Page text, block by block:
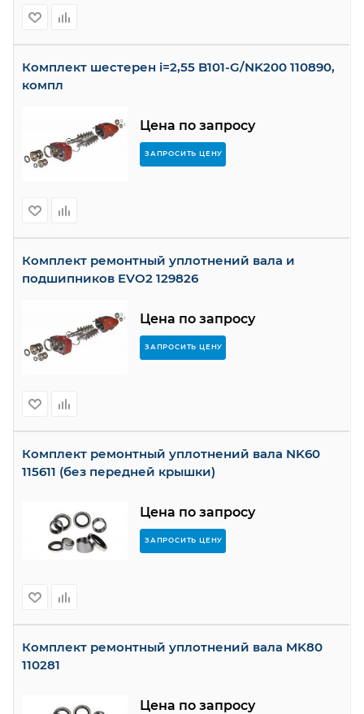
Комплект шестерен i=2,55 B101-G/NK200 110890,
компл
Цена по запросу
ЗАПРОСИТЬ ЦЕНУ
Комплект ремонтный уплотнений вала и
подшипников EVO2 129826
Цена по запросу
ЗАПРОСИТЬ ЦЕНУ
Комплект ремонтный уплотнений вала NK60
115611 (без передней крышки)
Цена по запросу
ЗАПРОСИТЬ ЦЕНУ
Комплект ремонтный уплотнений вала MK80
110281
Цена по запросу